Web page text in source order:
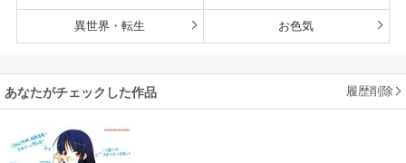
異世界・転生 お色気
あなたがチェックした作品 履歴削除